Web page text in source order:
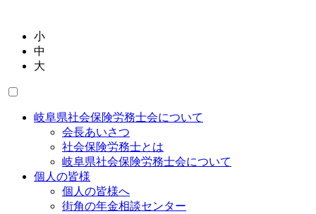
小
中
大
岐阜県社会保険労務士会について
会長あいさつ
社会保険労務士とは
岐阜県社会保険労務士会について
個人の皆様
個人の皆様へ
街角の年金相談センター